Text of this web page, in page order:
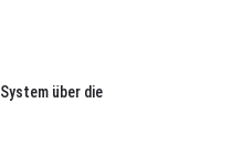
über die